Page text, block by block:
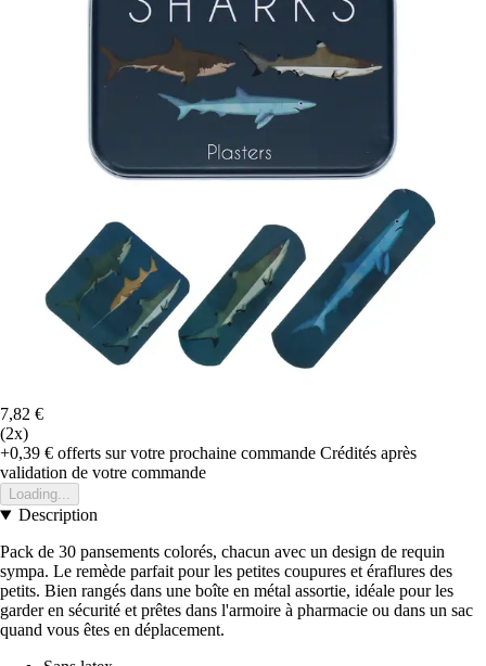
7,82 €
(2x)
+0,39 € offerts sur votre prochaine commande Crédités après
validation de votre commande
Loading...
Description
Pack de 30 pansements colorés, chacun avec un design de requin
sympa. Le remède parfait pour les petites coupures et éraflures des
petits. Bien rangés dans une boîte en métal assortie, idéale pour les
garder en sécurité et prêtes dans l'armoire à pharmacie ou dans un sac
quand vous êtes en déplacement.